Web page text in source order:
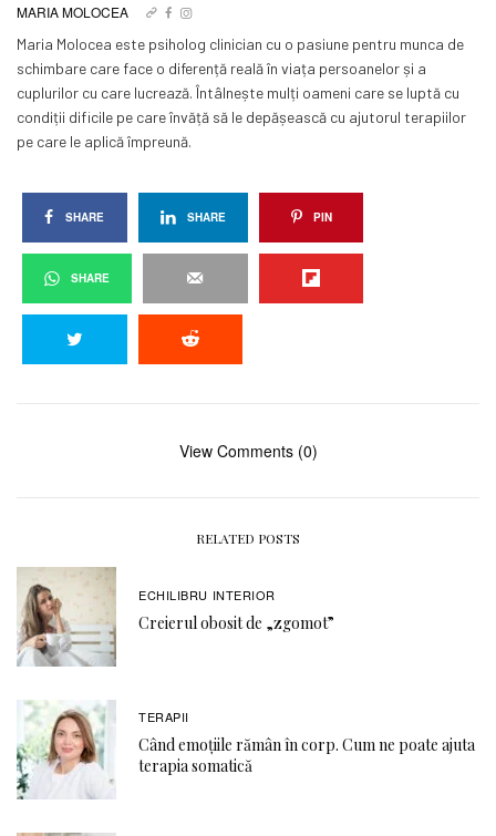
MARIA MOLOCEA
Maria Molocea este psiholog clinician cu o pasiune pentru munca de
schimbare care face o diferență reală în viața persoanelor și a
cuplurilor cu care lucrează. Întâlnește mulți oameni care se luptă cu
condiții dificile pe care învăță să le depășească cu ajutorul terapiilor
pe care le aplică împreună.
SHARE SHARE PIN
SHARE
View Comments (0)
RELATED POSTS
ECHILIBRU INTERIOR
Creierul obosit de „zgomot”
TERAPII
Când emoțiile rămân în corp. Cum ne poate ajuta
terapia somatică